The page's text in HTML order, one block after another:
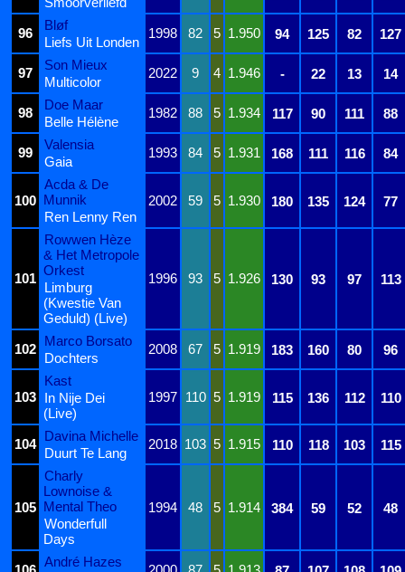
96
Bløf
1998 82 5 1.950 94 125 82 127
Liefs Uit Londen
97
Son Mieux
2022 9 4 1.946 - 22 13 14
Multicolor
98
Doe Maar
1982 88 5 1.934 117 90 111 88
Belle Hélène
99
Valensia
1993 84 5 1.931 168 111 116 84
Gaia
100
Acda & De
Munnik
2002 59 5 1.930 180 135 124
77
Ren Lenny Ren
101
Rowwen Hèze
& Het Metropole
Orkest
1996 93 5 1.926 130 93 97 113
Limburg
(Kwestie Van
Geduld) (Live)
102
Marco Borsato
2008 67 5 1.919 183 160 80 96
Dochters
103
Kast
1997 110 5 1.919 115 136 112 110
In Nije Dei
(Live)
104
Davina Michelle
2018 103 5 1.915 110 118 103 115
Duurt Te Lang
105
Charly
Lownoise &
Mental Theo
1994 48 5 1.914 384 59 52
48
Wonderfull
Days
André Hazes